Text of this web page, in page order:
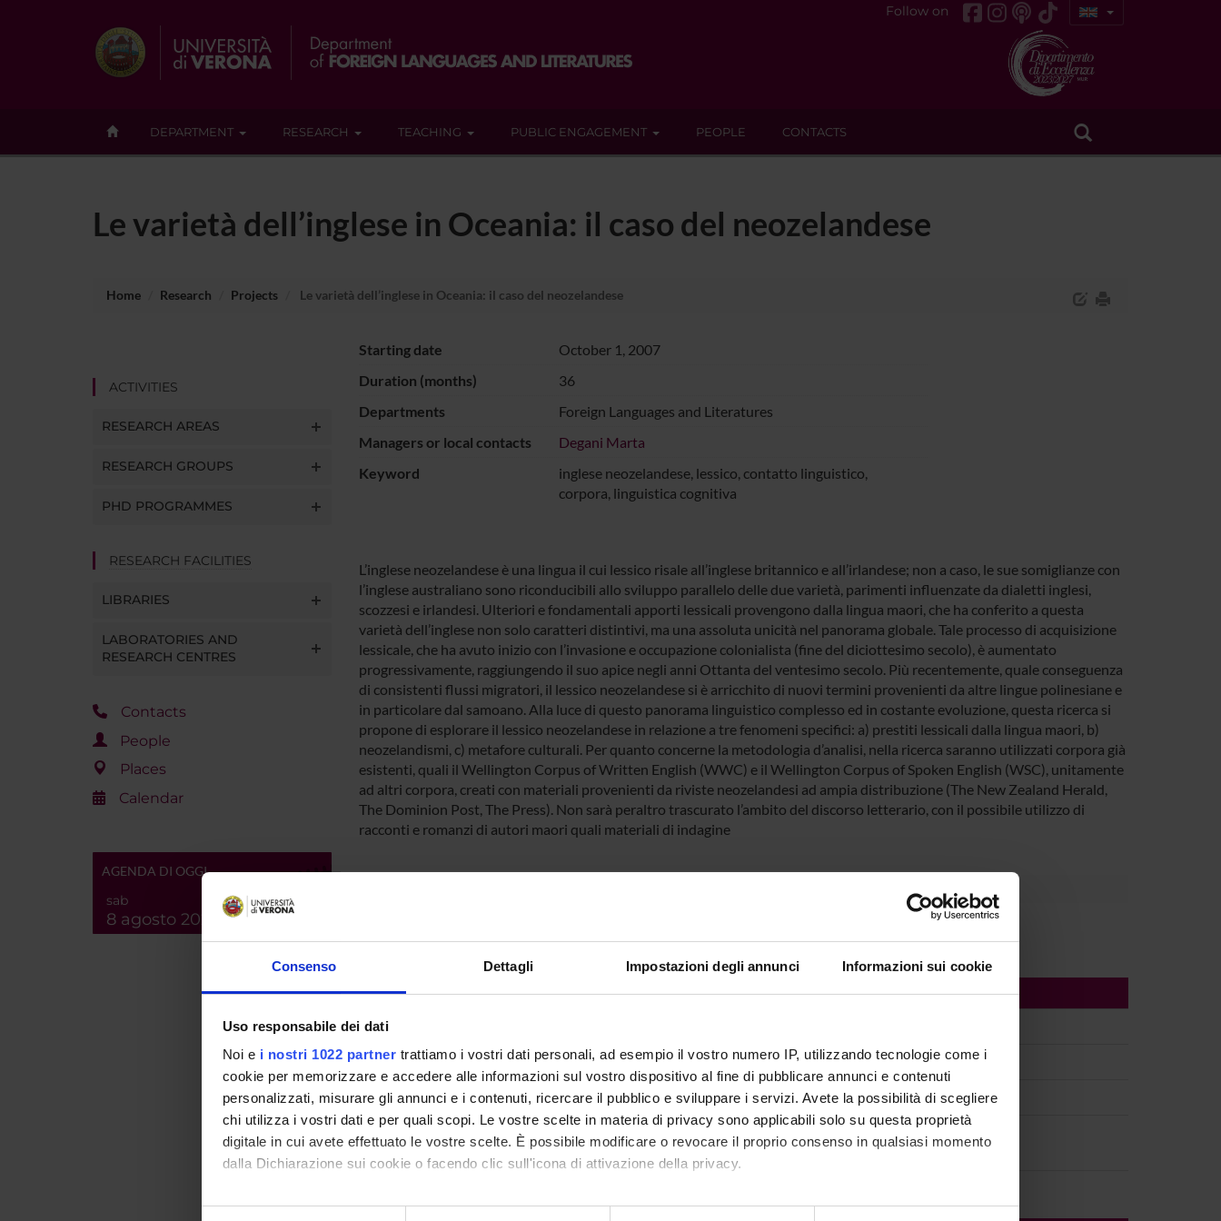
Consenso Dettagli Impostazioni degli annunci Informazioni sui cookie
Uso responsabile dei dati
Noi e i nostri 1022 partner trattiamo i vostri dati personali, ad esempio il vostro numero IP, utilizzando tecnologie come i
cookie per memorizzare e accedere alle informazioni sul vostro dispositivo al fine di pubblicare annunci e contenuti
personalizzati, misurare gli annunci e i contenuti, ricercare il pubblico e sviluppare i servizi. Avete la possibilità di scegliere
chi utilizza i vostri dati e per quali scopi. Le vostre scelte in materia di privacy sono applicabili solo su questa proprietà
digitale in cui avete effettuato le vostre scelte. È possibile modificare o revocare il proprio consenso in qualsiasi momento
dalla Dichiarazione sui cookie o facendo clic sull'icona di attivazione della privacy.
Con il tuo consenso, vorremmo anche:
Follow on
DEPARTMENT RESEARCH TEACHING PUBLIC ENGAGEMENT PEOPLE CONTACTS
Le varietà dell’inglese in Oceania: il caso del neozelandese
Home Research Projects Le varietà dell’inglese in Oceania: il caso del neozelandese
ACTIVITIES
RESEARCH AREAS
RESEARCH GROUPS
PHD PROGRAMMES
RESEARCH FACILITIES
LIBRARIES
LABORATORIES AND
RESEARCH CENTRES
Contacts
People
Places
Calendar
AGENDA DI OGGI
sab
8 agosto 2026
Starting date
October 1, 2007
Duration (months)
36
Departments
Foreign Languages and Literatures
Managers or local contacts
Degani Marta
Keyword
inglese neozelandese, lessico, contatto linguistico,
corpora, linguistica cognitiva
L’inglese neozelandese è una lingua il cui lessico risale all’inglese britannico e all’irlandese; non a caso, le sue somiglianze con
l’inglese australiano sono riconducibili allo sviluppo parallelo delle due varietà, parimenti influenzate da dialetti inglesi,
scozzesi e irlandesi. Ulteriori e fondamentali apporti lessicali provengono dalla lingua maori, che ha conferito a questa
varietà dell’inglese non solo caratteri distintivi, ma una assoluta unicità nel panorama globale. Tale processo di acquisizione
lessicale, che ha avuto inizio con l’invasione e occupazione colonialista (fine del diciottesimo secolo), è aumentato
progressivamente, raggiungendo il suo apice negli anni Ottanta del ventesimo secolo. Più recentemente, quale conseguenza
di consistenti flussi migratori, il lessico neozelandese si è arricchito di nuovi termini provenienti da altre lingue polinesiane e
in particolare dal samoano. Alla luce di questo panorama linguistico complesso ed in costante evoluzione, questa ricerca si
propone di esplorare il lessico neozelandese in relazione a tre fenomeni specifici: a) prestiti lessicali dalla lingua maori, b)
neozelandismi, c) metafore culturali. Per quanto concerne la metodologia d’analisi, nella ricerca saranno utilizzati corpora già
esistenti, quali il Wellington Corpus of Written English (WWC) e il Wellington Corpus of Spoken English (WSC), unitamente
ad altri corpora, creati con materiali provenienti da riviste neozelandesi ad ampia distribuzione (The New Zealand Herald,
The Dominion Post, The Press). Non sarà peraltro trascurato l’ambito del discorso letterario, con il possibile utilizzo di
racconti e romanzi di autori maori quali materiali di indagine
RESEARCH AREAS INVOLVED IN THE PROJECT
Dialectology
Lexicology and Lexicography
Semantics
Lingua e linguistica inglese
PUBLICATIONS